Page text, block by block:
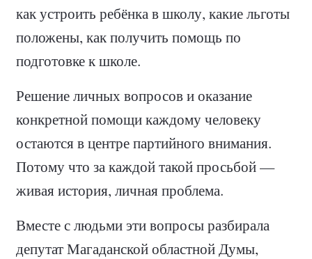
как устроить ребёнка в школу, какие льготы
положены, как получить помощь по
подготовке к школе.
Решение личных вопросов и оказание
конкретной помощи каждому человеку
остаются в центре партийного внимания.
Потому что за каждой такой просьбой —
живая история, личная проблема.
Вместе с людьми эти вопросы разбирала
депутат Магаданской областной Думы,